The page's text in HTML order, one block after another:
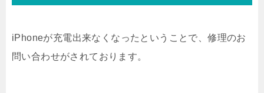
iPhoneが充電出来なくなったということで、修理のお
問い合わせがされております。